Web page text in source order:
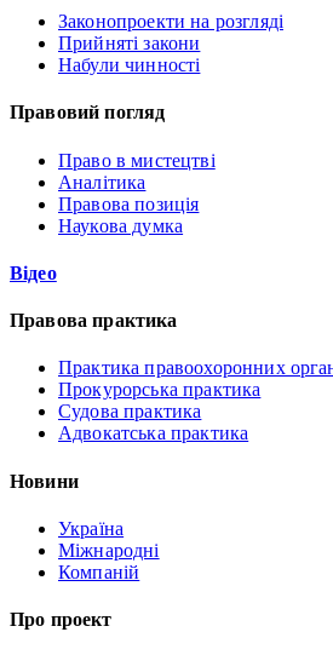
Законопроекти на розгляді
Прийняті закони
Набули чинності
Правовий погляд
Право в мистецтві
Аналітика
Правова позиція
Наукова думка
Відео
Правова практика
Практика правоохоронних
Прокурорська практика
Судова практика
Адвокатська практика
Новини
Україна
Міжнародні
Компаній
Про проект